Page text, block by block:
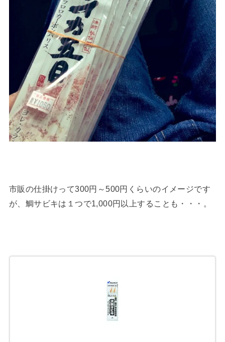
市販の仕掛けって300円～500円くらいのイメージです
が、鯛サビキは１つで1,000円以上することも・・・。